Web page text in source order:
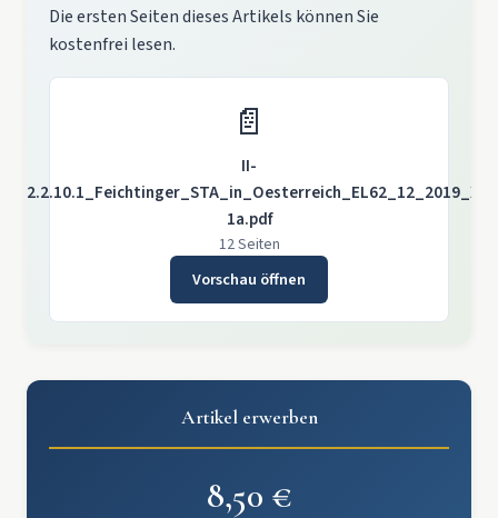
Die ersten Seiten dieses Artikels können Sie
kostenfrei lesen.
📄
II-
2.2.2.10.1_Feichtinger_STA_in_Oesterreich_EL62_12_2019_X-
1a.pdf
12 Seiten
Vorschau öffnen
Artikel erwerben
8,50 €